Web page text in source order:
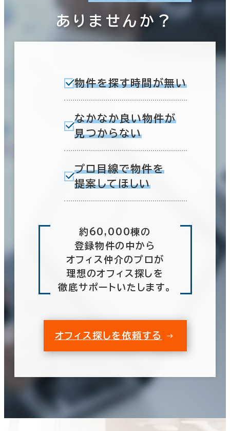
ありませんか？
物件を探す時間が無い
なかなか良い物件が
見つからない
プロ目線で物件を
提案してほしい
約60,000棟の
登録物件の中から
オフィス仲介のプロが
理想のオフィス探しを
徹底サポートいたします。
オフィス探しを依頼する